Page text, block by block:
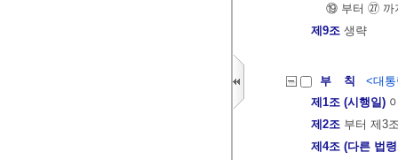
⑲ 부터 ㉗ 까
제9조 생략
부 칙
<대
제1조 (시행일)
제2조 부터 제3
제4조 (다른 법